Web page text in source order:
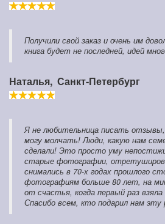
Получили свой заказ и очень им
книга будет не последней, идей
Наталья, Санкт-Петербург
Я не любительница писать
могу молчать! Люди, какую нам
сделали! Это просто уму
старые фотографии,
снимались в 70-х годах прошлого
фотографиям больше 80 лет, на
от счастья, когда первый раз
Спасибо всем, кто подарил нам эту